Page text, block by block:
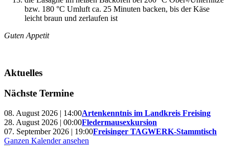
bzw. 180 °C Umluft ca. 25 Minuten backen, bis der Käse
leicht braun und zerlaufen ist
Guten Appetit
Aktuelles
Nächste Termine
08. August 2026 | 14:00Artenkenntnis im Landkreis Freising
28. August 2026 | 00:00Fledermausexkursion
07. September 2026 | 19:00Freisinger TAGWERK-Stammtisch
Ganzen Kalender ansehen